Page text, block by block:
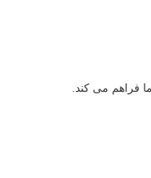
فراهم می کند.